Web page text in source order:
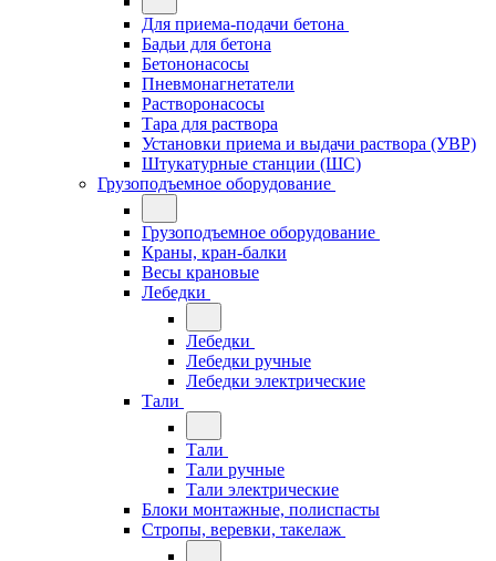
Для приема-подачи бетона
Бадьи для бетона
Бетононасосы
Пневмонагнетатели
Растворонасосы
Тара для раствора
Установки приема и выдачи раствора (УВР)
Штукатурные станции (ШС)
Грузоподъемное оборудование
Грузоподъемное оборудование
Краны, кран-балки
Весы крановые
Лебедки
Лебедки
Лебедки ручные
Лебедки электрические
Тали
Тали
Тали ручные
Тали электрические
Блоки монтажные, полиспасты
Стропы, веревки, такелаж